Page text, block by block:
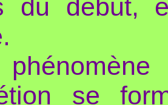
du début,
se